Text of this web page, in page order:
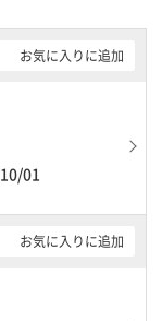
りますので時間帯
、車を利用される
お気に入りに追加
01
お気に入りに追加